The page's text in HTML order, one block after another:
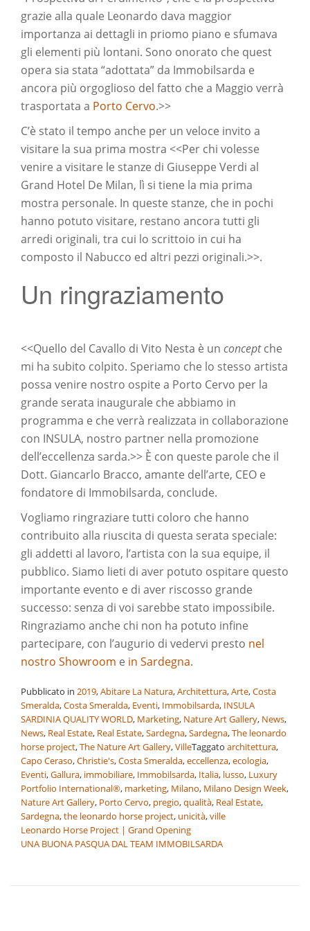
grazie alla quale Leonardo dava maggior
importanza ai dettagli in priomo piano e sfumava
gli elementi più lontani. Sono onorato che quest
opera sia stata “adottata” da Immobilsarda e
ancora più orgoglioso del fatto che a Maggio verrà
trasportata a Porto Cervo.>>
C’è stato il tempo anche per un veloce invito a
visitare la sua prima mostra <<Per chi volesse
venire a visitare le stanze di Giuseppe Verdi al
Grand Hotel De Milan, lì si tiene la mia prima
mostra personale. In queste stanze, che in pochi
hanno potuto visitare, restano ancora tutti gli
arredi originali, tra cui lo scrittoio in cui ha
composto il Nabucco ed altri pezzi originali.>>.
Un ringraziamento
<<Quello del Cavallo di Vito Nesta è un conceptche
mi ha subito colpito. Speriamo che lo stesso artista
possa venire nostro ospite a Porto Cervo per la
grande serata inaugurale che abbiamo in
programma e che verrà realizzata in collaborazione
con INSULA, nostro partner nella promozione
dell’eccellenza sarda.>> È con queste parole che il
Dott. Giancarlo Bracco, amante dell’arte, CEO e
fondatore di Immobilsarda, conclude.
Vogliamo ringraziare tutti coloro che hanno
contribuito alla riuscita di questa serata speciale:
gli addetti al lavoro, l’artista con la sua equipe, il
pubblico. Siamo lieti di aver potuto ospitare questo
importante evento e di aver riscosso grande
successo: senza di voi sarebbe stato impossibile.
Ringraziamo anche chi non ha potuto infine
partecipare, con l’augurio di vedervi presto nel
nostro Showroom e in Sardegna.
Pubblicato in 2019,Abitare La Natura,Architettura,Arte,Costa
Smeralda,Costa Smeralda, Eventi, Immobilsarda, INSULA
SARDINIA QUALITY WORLD, Marketing, Nature Art Gallery, News,
News, Real Estate, Real Estate,Sardegna,Sardegna,The leonardo
horse project,The Nature Art Gallery,VilleTaggato architettura,
Capo Ceraso,Christie's,Costa Smeralda,eccellenza,ecologia,
Eventi,Gallura, immobiliare, Immobilsarda, Italia, lusso, Luxury
Portfolio International®, marketing, Milano, Milano Design Week,
Nature Art Gallery, Porto Cervo, pregio,qualità, Real Estate,
Sardegna,the leonardo horse project, unicità,ville
Navigazione
Leonardo Horse Project | Grand Opening
UNA BUONA PASQUA DAL TEAM IMMOBILSARDA